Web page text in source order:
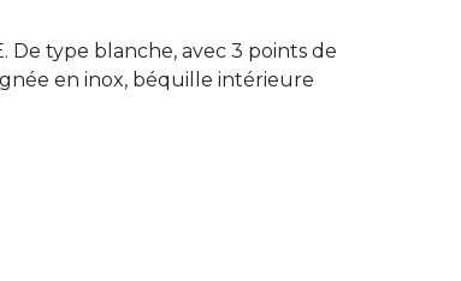
De type blanche, avec 3 points de
en inox, béquille intérieure